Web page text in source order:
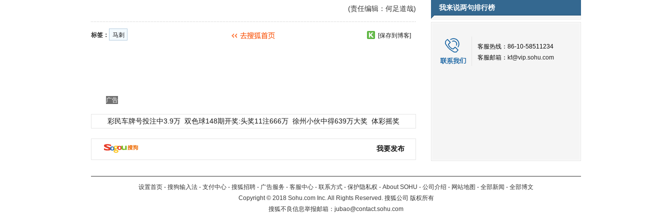
(责任编辑：何足道哉)
标签： 马刺 [保存到博客]
广告
彩民车牌号投注中3.9万 双色球148期开奖:头奖11注666万 徐州小伙中得639万大奖 体彩摇奖
我要发布
我来说两句排行榜
客服热线：86-10-58511234
客服邮箱： kf@vip.sohu.com
设置首页 - 搜狗输入法 - 支付中心 - 搜狐招聘 - 广告服务 - 客服中心 - 联系方式 - 保护隐私权 - About SOHU - 公司介绍 - 网站地图 - 全部新闻 - 全部博文
Copyright©2018 Sohu.com Inc. All Rights Reserved. 搜狐公司 版权所有
搜狐不良信息举报邮箱： jubao@contact.sohu.com